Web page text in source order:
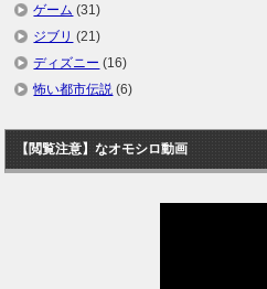
ゲーム (31)
ジブリ (21)
ディズニー (16)
怖い都市伝説 (6)
【閲覧注意】なオモシロ動画